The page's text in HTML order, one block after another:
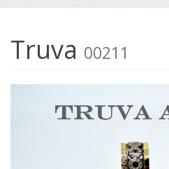
Truva 00211